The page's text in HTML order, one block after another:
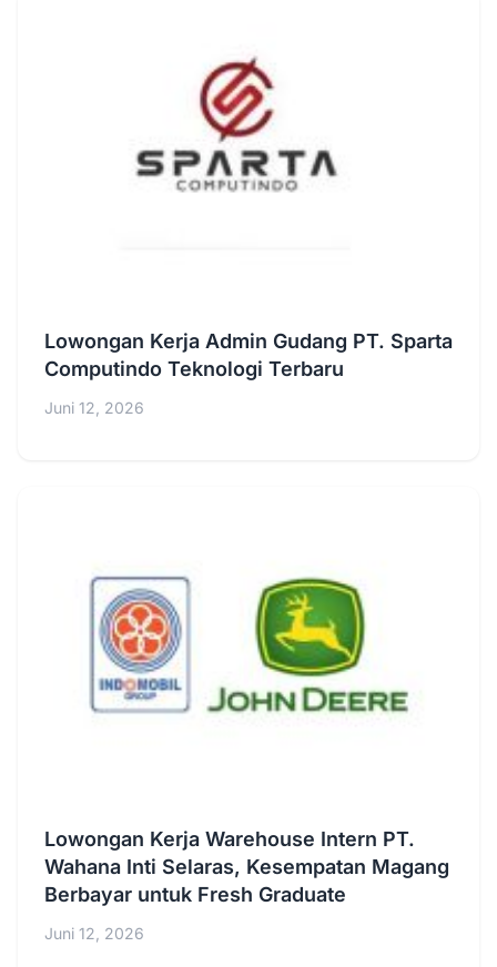
Lowongan Kerja Admin Gudang PT. Sparta
Computindo Teknologi Terbaru
Juni 12, 2026
Lowongan Kerja Warehouse Intern PT.
Wahana Inti Selaras, Kesempatan Magang
Berbayar untuk Fresh Graduate
Juni 12, 2026